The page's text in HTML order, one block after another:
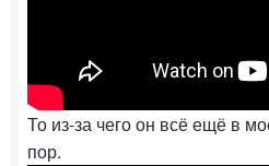
То из-за чего он всё ещё в
пор.